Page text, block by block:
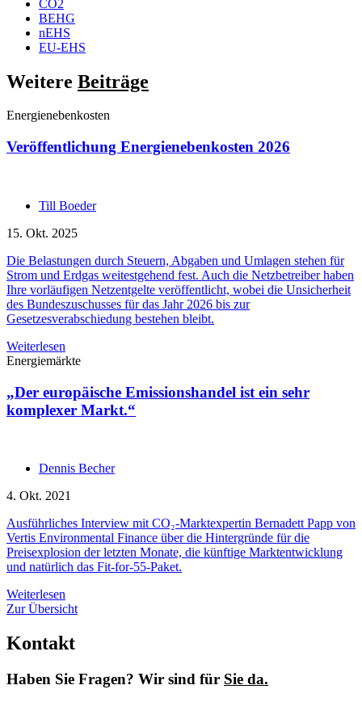
CO2
BEHG
nEHS
EU-EHS
Weitere Beiträge
Energienebenkosten
Veröffentlichung Energienebenkosten 2026
Till Boeder
15. Okt. 2025
Die Belastungen durch Steuern, Abgaben und Umlagen stehen für
Strom und Erdgas weitestgehend fest. Auch die Netzbetreiber haben
Ihre vorläufigen Netzentgelte veröffentlicht, wobei die Unsicherheit
des Bundeszuschusses für das Jahr 2026 bis zur
Gesetzesverabschiedung bestehen bleibt.
Weiterlesen
Energiemärkte
„Der europäische Emissionshandel ist ein sehr
komplexer Markt.“
Dennis Becher
4. Okt. 2021
Ausführliches Interview mit CO₂-Marktexpertin Bernadett Papp von
Vertis Environmental Finance über die Hintergründe für die
Preisexplosion der letzten Monate, die künftige Marktentwicklung
und natürlich das Fit-for-55-Paket.
Weiterlesen
Zur Übersicht
Kontakt
Haben Sie Fragen? Wir sind für Sie da.